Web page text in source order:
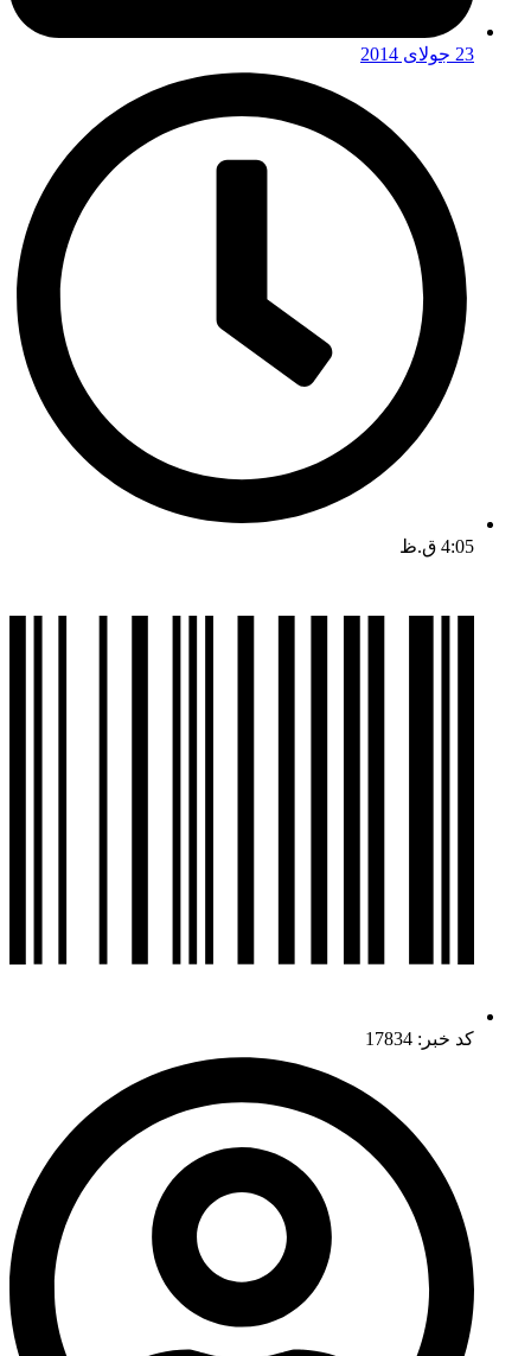
23 جولای 2014
4:05 ق.ظ
کد خبر: 17834